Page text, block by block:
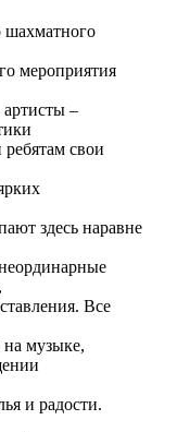
шахматного
мероприятия
–
свои
здесь наравне
Все
музыке,
и радости.